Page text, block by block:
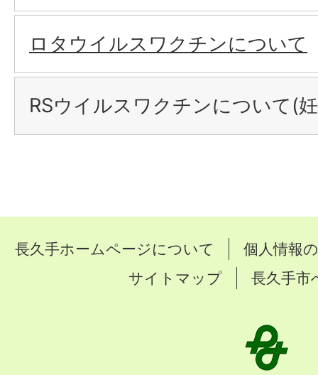
ロタウイルスワクチンについて
RSウイルスワクチンについて(
長久手ホームページについて
個人情報
サイトマップ
長久手市